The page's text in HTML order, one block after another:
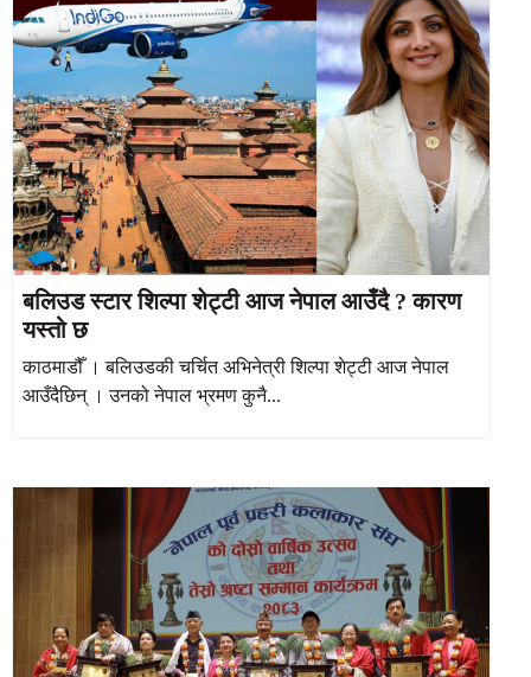
बलिउड स्टार शिल्पा शेट्टी आज नेपाल आउँदै ? कारण
यस्तो छ
काठमाडौँ । बलिउडकी चर्चित अभिनेत्री शिल्पा शेट्टी आज नेपाल
आउँदैछिन् । उनको नेपाल भ्रमण कुनै...